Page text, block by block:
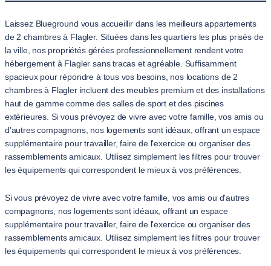
Laissez Blueground vous accueillir dans les meilleurs appartements
de 2 chambres à Flagler. Situées dans les quartiers les plus prisés de
la ville, nos propriétés gérées professionnellement rendent votre
hébergement à Flagler sans tracas et agréable. Suffisamment
spacieux pour répondre à tous vos besoins, nos locations de 2
chambres à Flagler incluent des meubles premium et des installations
haut de gamme comme des salles de sport et des piscines
extérieures. Si vous prévoyez de vivre avec votre famille, vos amis ou
d'autres compagnons, nos logements sont idéaux, offrant un espace
supplémentaire pour travailler, faire de l'exercice ou organiser des
rassemblements amicaux. Utilisez simplement les filtres pour trouver
les équipements qui correspondent le mieux à vos préférences.
Si vous prévoyez de vivre avec votre famille, vos amis ou d'autres
compagnons, nos logements sont idéaux, offrant un espace
supplémentaire pour travailler, faire de l'exercice ou organiser des
rassemblements amicaux. Utilisez simplement les filtres pour trouver
les équipements qui correspondent le mieux à vos préférences.